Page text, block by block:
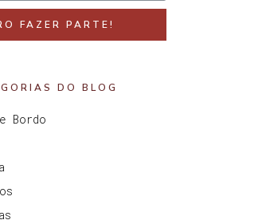
FAZER PARTE!
DO BLOG
Bordo